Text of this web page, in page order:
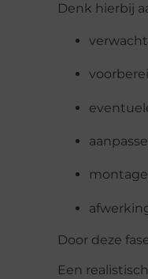
Denk hierbij
Door deze
Een